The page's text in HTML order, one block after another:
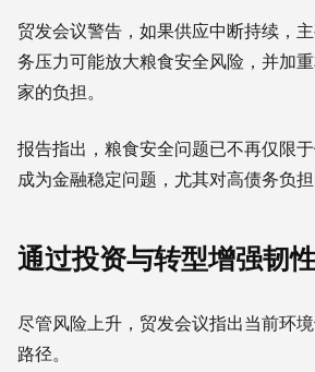
贸发会议警告，如果供应中断持续，
务压力可能放大粮食安全风险，并加
家的负担。
报告指出，粮食安全问题已不再仅限
成为金融稳定问题，尤其对高债务负担
通过投资与转型增强韧
尽管风险上升，贸发会议指出当前环
路径。